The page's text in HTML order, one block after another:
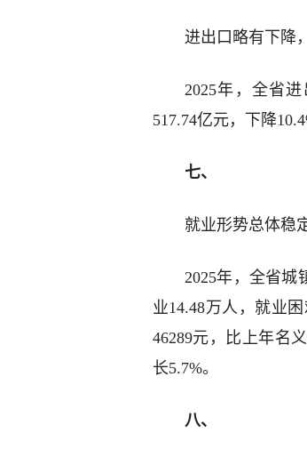
进出口略有下降
2025年，全省
517.74亿元，下降
七、
就业形势总体稳
2025年，全省城
业14.48万人，就业
46289元，比上年名
长5.7%。
八、